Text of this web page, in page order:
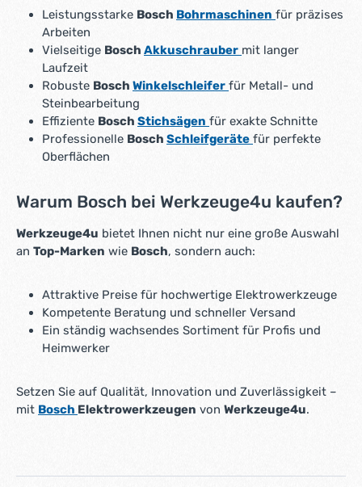
Leistungsstarke Bosch Bohrmaschinen für präzises
Arbeiten
Vielseitige Bosch Akkuschrauber mit langer
Laufzeit
Robuste Bosch Winkelschleifer für Metall- und
Steinbearbeitung
Effiziente Bosch Stichsägen für exakte Schnitte
Professionelle Bosch Schleifgeräte für perfekte
Oberflächen
Warum Bosch bei Werkzeuge4u kaufen?
Werkzeuge4u bietet Ihnen nicht nur eine große Auswahl
an Top-Marken wie Bosch, sondern auch:
Attraktive Preise für hochwertige Elektrowerkzeuge
Kompetente Beratung und schneller Versand
Ein ständig wachsendes Sortiment für Profis und
Heimwerker
Setzen Sie auf Qualität, Innovation und Zuverlässigkeit –
mit Bosch Elektrowerkzeugen von Werkzeuge4u.